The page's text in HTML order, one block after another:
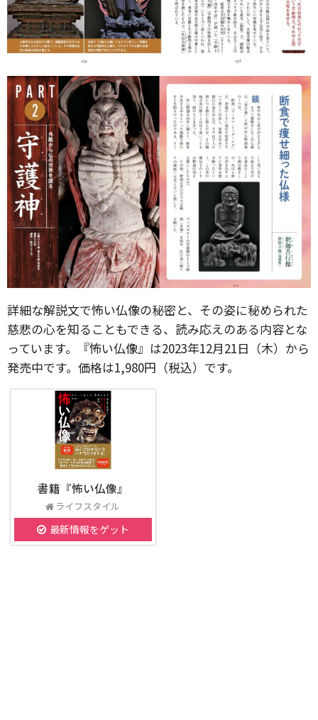
詳細な解説文で怖い仏像の秘密と、その姿に秘められた
慈悲の心を知ることもできる、読み応えのある内容とな
っています。『怖い仏像』は2023年12月21日（木）から
発売中です。価格は1,980円（税込）です。
書籍『怖い仏像』
ライフスタイル
最新情報をゲット